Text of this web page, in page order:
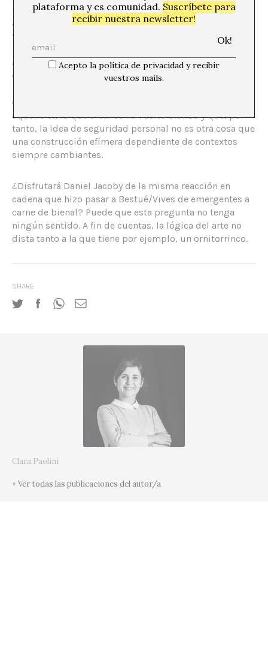
llamada “generación odisea”, jóvenes de los 20 a los 35
a los que no interesa seguir las estructuras
tradicionales, sin la meta de formar una familia o tener
una trayectoria profesional lineal, pudiendo continuar
así en un estado perenne de experimentación y juego.
Como lo que en literatura ha venido a dar la Generación
Nocilla, estos artistas forman parte de una generación
que ha visto como los grandes relatos han caído,
aquello en lo que creer se ha vuelto blando y que, por
tanto, la idea de seguridad personal no es otra cosa que
una construcción efímera dependiente de contextos
siempre cambiantes.
¿Disfrutará Daniel Jacoby de la misma reacción en
cadena que hizo pasar a Bestué/Vives de emergentes a
carne de bienal? Puede que esta pregunta no tenga
ningún sentido. A fin de cuentas, la lógica del arte no
dista tanto a la que tiene por ejemplo, un ornitorrinco.
SHARE
Clara Paolini
+ Ver todas las publicaciones del autor/a
plataforma y es comunidad. Suscríbete para
recibir nuestra newsletter!
Acepto la política de privacidad y recibir
vuestros mails.